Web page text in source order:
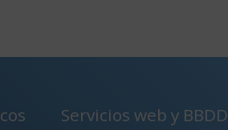
Servicios web y BBDD